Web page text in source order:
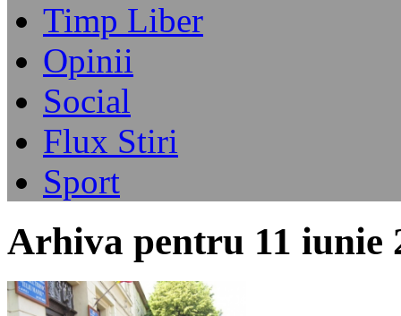
Timp Liber
Opinii
Social
Flux Stiri
Sport
Arhiva pentru 11 iunie